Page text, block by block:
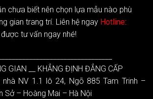
chưa biết nên chọn lựa mẫu nào phù
gian trang trí. Liên hệ ngay Hotline:
tư vấn ngay nhé!
GIAN __ KHẲNG ĐỊNH ĐẲNG CẤP
NV 1.1 lô 24, Ngõ 885 Tam Trinh –
Sở – Hoàng Mai – Hà Nội